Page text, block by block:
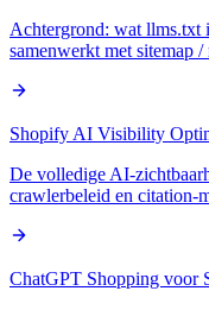
Achtergrond: wat llms.txt
samenwerkt met sitemap /
Shopify AI Visibility
De volledige AI-
crawlerbeleid en citation-
ChatGPT Shopping voor